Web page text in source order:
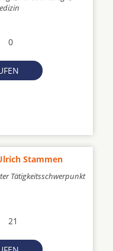
0
Stammen
Tätigkeitsschwerpunkt
21